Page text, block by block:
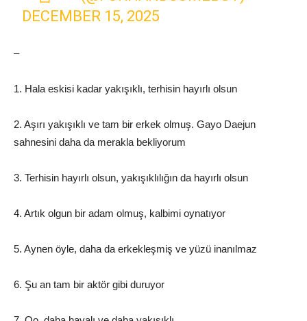
DECEMBER 15, 2025
–
1. Hala eskisi kadar yakışıklı, terhisin hayırlı olsun
2. Aşırı yakışıklı ve tam bir erkek olmuş. Gayo Daejun
sahnesini daha da merakla bekliyorum
3. Terhisin hayırlı olsun, yakışıklılığın da hayırlı olsun
4. Artık olgun bir adam olmuş, kalbimi oynatıyor
5. Aynen öyle, daha da erkekleşmiş ve yüzü inanılmaz
6. Şu an tam bir aktör gibi duruyor